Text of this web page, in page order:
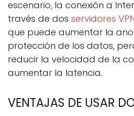
escenario, la conexión a
través de dos servidores
que puede aumentar la
protección de los datos,
reducir la velocidad de la
aumentar la latencia.
VENTAJAS DE USAR